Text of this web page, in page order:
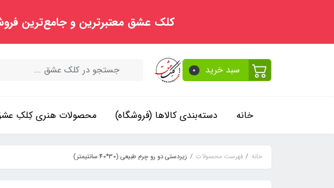
کلک عشق معتبرترین و جامع‌ترین
سبد خرید 0
خانه دسته‌بندی کالاها (فروشگاه) محصولات هنری کِلکِ
خانه فهرست محصولات زیردستی دو رو چرم طبیعی (30*40 سانتیمتر)